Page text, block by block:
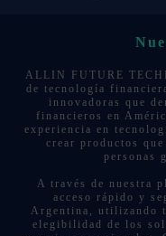
ALLIN FUTURE
de tecnología
innovadoras que
financieros en
experiencia en
crear productos
personas
A través de nuestra
acceso rápido y
Argentina, utilizando
elegibilidad de los